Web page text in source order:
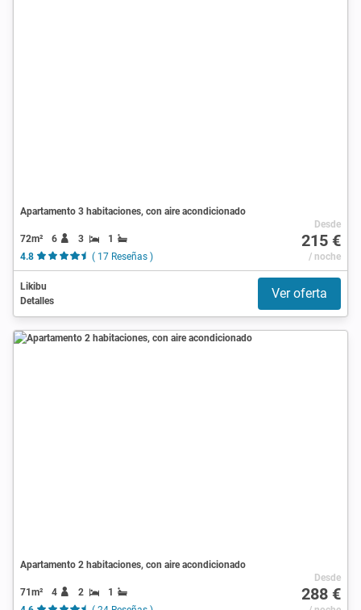
Apartamento 3 habitaciones, con aire acondicionado
72m² 6 3
1
4.8
( 17 Reseñas )
Desde
215 €
/ noche
Likibu
Detalles
Ver oferta
Apartamento 2 habitaciones, con aire acondicionado
71m² 4 2
1
Desde
288 €